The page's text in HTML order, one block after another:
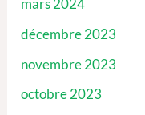
mars 2024
décembre 2023
novembre 2023
octobre 2023